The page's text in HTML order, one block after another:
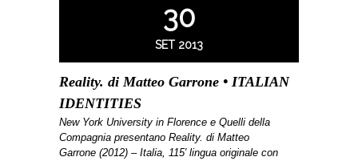
30
SET 2013
Reality. di Matteo Garrone • ITALIAN
IDENTITIES
New York University in Florence e Quelli della
Compagnia presentano Reality. di Matteo
Garrone (2012) – Italia, 115′ lingua originale con